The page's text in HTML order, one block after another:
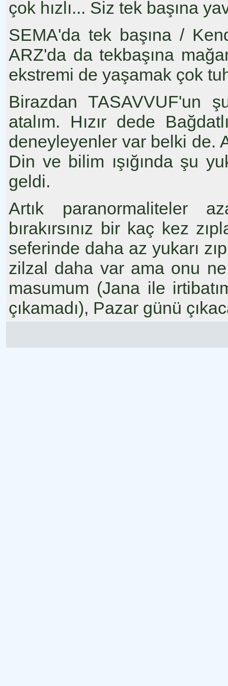
çok hızlı... Siz tek başına
SEMA'da tek başına /
ARZ'da da tekbaşına
ekstremi de yaşamak çok
Birazdan TASAVVUF'un
atalım. Hızır dede
deneyleyenler var belki de.
Din ve bilim ışığında şu
geldi.
Artık paranormaliteler
bırakırsınız bir kaç kez
seferinde daha az yukarı
zilzal daha var ama onu
masumum (Jana ile
çıkamadı), Pazar günü